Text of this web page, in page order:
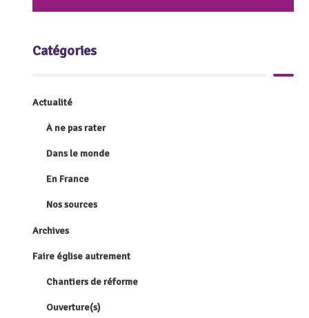
Catégories
Actualité
À ne pas rater
Dans le monde
En France
Nos sources
Archives
Faire église autrement
Chantiers de réforme
Ouverture(s)